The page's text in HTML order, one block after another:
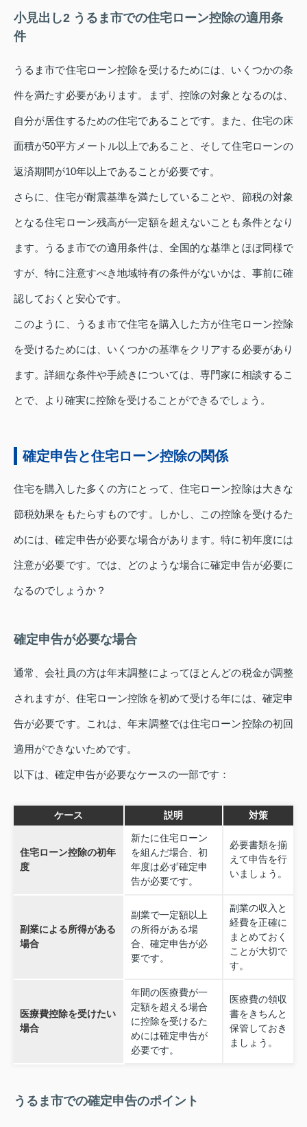
小見出し2 うるま市での住宅ローン控除の適用条
件
うるま市で住宅ローン控除を受けるためには、いくつかの条
件を満たす必要があります。まず、控除の対象となるのは、
自分が居住するための住宅であることです。また、住宅の床
面積が50平方メートル以上であること、そして住宅ローンの
返済期間が10年以上であることが必要です。
さらに、住宅が耐震基準を満たしていることや、節税の対象
となる住宅ローン残高が一定額を超えないことも条件となり
ます。うるま市での適用条件は、全国的な基準とほぼ同様で
すが、特に注意すべき地域特有の条件がないかは、事前に確
認しておくと安心です。
このように、うるま市で住宅を購入した方が住宅ローン控除
を受けるためには、いくつかの基準をクリアする必要があり
ます。詳細な条件や手続きについては、専門家に相談するこ
とで、より確実に控除を受けることができるでしょう。
確定申告と住宅ローン控除の関係
住宅を購入した多くの方にとって、住宅ローン控除は大きな
節税効果をもたらすものです。しかし、この控除を受けるた
めには、確定申告が必要な場合があります。特に初年度には
注意が必要です。では、どのような場合に確定申告が必要に
なるのでしょうか？
確定申告が必要な場合
通常、会社員の方は年末調整によってほとんどの税金が調整
されますが、住宅ローン控除を初めて受ける年には、確定申
告が必要です。これは、年末調整では住宅ローン控除の初回
適用ができないためです。
以下は、確定申告が必要なケースの一部です：
ケース 説明 対策
住宅ローン控除の初年
度
新たに住宅ローン
を組んだ場合、初
年度は必ず確定申
告が必要です。
必要書類を揃
えて申告を行
いましょう。
副業による所得がある
場合
副業で一定額以上
の所得がある場
合、確定申告が必
要です。
副業の収入と
経費を正確に
まとめておく
ことが大切で
す。
医療費控除を受けたい
場合
年間の医療費が一
定額を超える場合
に控除を受けるた
めには確定申告が
必要です。
医療費の領収
書をきちんと
保管しておき
ましょう。
うるま市での確定申告のポイント